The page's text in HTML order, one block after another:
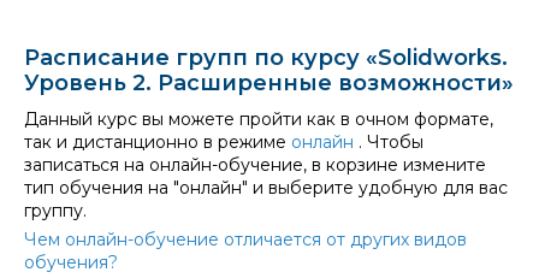
Расписание групп по курсу «Solidworks.
Уровень 2. Расширенные возможности»
Данный курс вы можете пройти как в очном формате,
так и дистанционно в режиме онлайн . Чтобы
записаться на онлайн-обучение, в корзине измените
тип обучения на "онлайн" и выберите удобную для вас
группу.
Чем онлайн-обучение отличается от других видов
обучения?